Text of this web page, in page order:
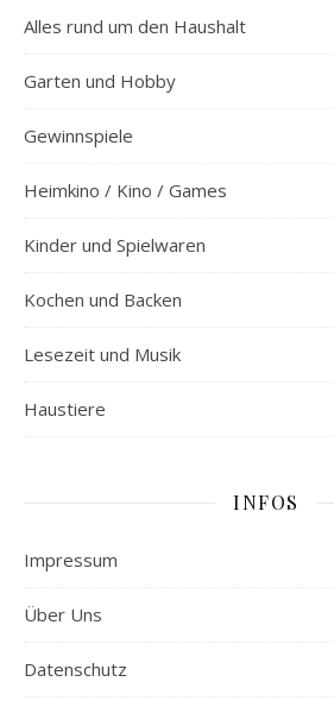
Alles rund um den Haushalt
Garten und Hobby
Gewinnspiele
Heimkino / Kino / Games
Kinder und Spielwaren
Kochen und Backen
Lesezeit und Musik
Haustiere
INFOS
Impressum
Über Uns
Datenschutz